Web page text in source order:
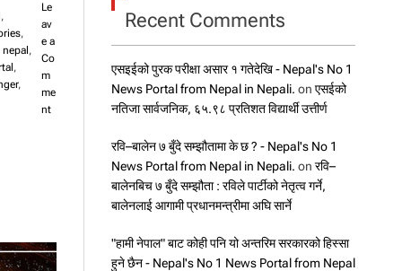
,
,
nepal ,
,
,
Le
av
e a
Co
m
me
nto
ह
रा
Recent Comments
एसइईको पुरक परीक्षा असार १ गतेदेखि - Nepal's No 1
News Portal from Nepal in Nepali. on एसईको
नतिजा सार्वजनिक, ६५.९८ प्रतिशत विद्यार्थी उत्तीर्ण
रवि–बालेन ७ बुँदे सम्झौतामा के छ ? - Nepal's No 1
News Portal from Nepal in Nepali. on रवि–
बालेनबिच ७ बुँदे सम्झौता : रविले पार्टीको नेतृत्व गर्ने,
बालेनलाई आगामी प्रधानमन्त्रीमा अघि सार्ने
"हामी नेपाल" बाट कोही पनि यो अन्तरिम सरकारको हिस्सा
हुने छैन - Nepal's No 1 News Portal from Nepal